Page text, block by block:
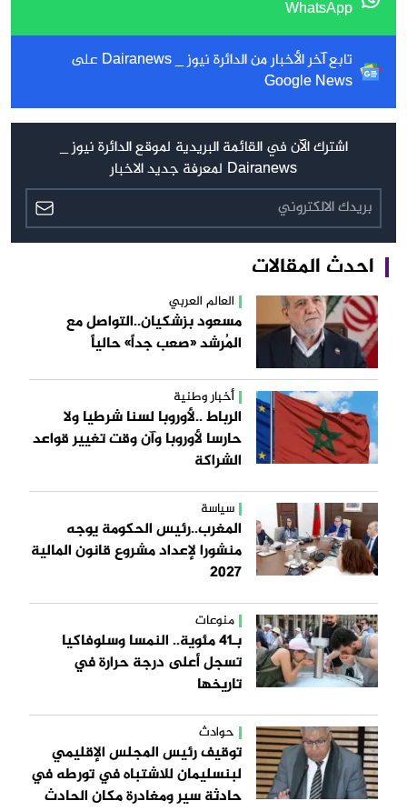
WhatsApp
تابع آخر الأخبار من الدائرة نيوز _ Dairanews على
Google News
اشترك الآن في القائمة البريدية لموقع الدائرة نيوز _
Dairanews لمعرفة جديد الاخبار
احدث المقالات
العالم العربي
مسعود بزشكيان..التواصل مع
المُرشد «صعب جداً» حالياً
أخبار وطنية
الرباط ..لأوروبا لسنا شرطيا ولا
حارسا لأوروبا وآن وقت تغيير قواعد
الشراكة
سياسة
المغرب..رئيس الحكومة يوجه
منشورا لإعداد مشروع قانون المالية
2027
منوعات
بـ41 مئوية.. النمسا وسلوفاكيا
تسجل أعلى درجة حرارة في
تاريخها
حوادث
توقيف رئيس المجلس الإقليمي
لبنسليمان للاشتباه في تورطه في
حادثة سير ومغادرة مكان الحادث